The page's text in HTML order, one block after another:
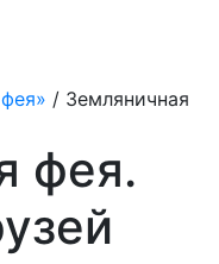
/ Земляничная
фея.